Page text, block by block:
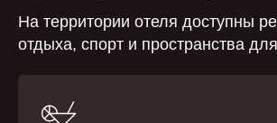
На территории отеля доступны
отдыха, спорт и пространства